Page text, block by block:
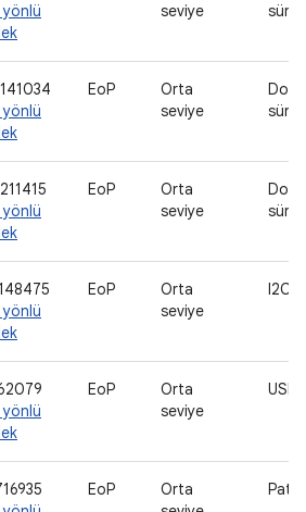
yönlü
seviye
yönlü
EoP
Orta
seviye
yönlü
EoP
Orta
seviye
yönlü
EoP
Orta
seviye
I2C
yönlü
EoP
Orta
seviye
USB
EoP
Orta